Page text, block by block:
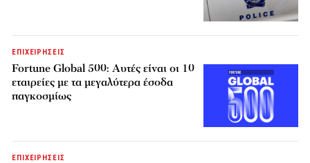
ΕΠΙΧΕΙΡΗΣΕΙΣ
Fortune Global 500: Αυτές είναι οι 10
εταιρείες με τα μεγαλύτερα έσοδα
παγκοσμίως
ΕΠΙΧΕΙΡΗΣΕΙΣ